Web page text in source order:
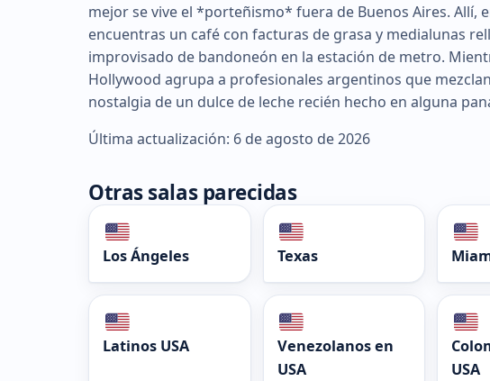
mejor se vive el *porteñismo* fuera de Buenos Aires. Allí,
encuentras un café con facturas de grasa y medialunas
improvisado de bandoneón en la estación de metro.
Hollywood agrupa a profesionales argentinos que
nostalgia de un dulce de leche recién hecho en alguna
Última actualización: 6 de agosto de 2026
Otras salas parecidas
Los Ángeles Texas
Latinos USA
Venezolanos en
USA
USA